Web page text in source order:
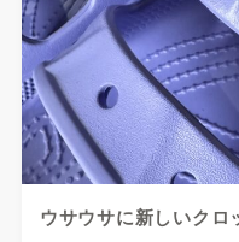
ウサウサに新しいクロ